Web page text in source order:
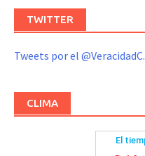
TWITTER
Tweets por el @VeracidadC.
CLIMA